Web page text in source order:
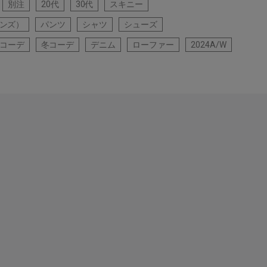
別注 20代 30代 スキニー
ズ） パンツ シャツ シューズ
ーデ 冬コーデ デニム ローファー 2024A/W